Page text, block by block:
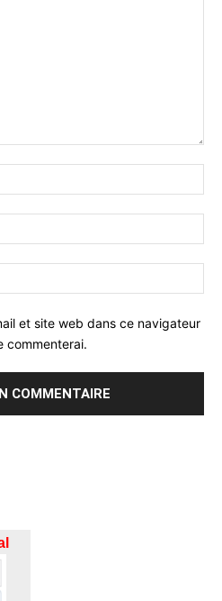
et site web dans ce navigateur
commenterai.